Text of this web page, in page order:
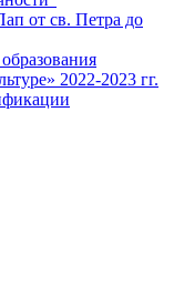
от св. Петра до
2022-2023 гг.